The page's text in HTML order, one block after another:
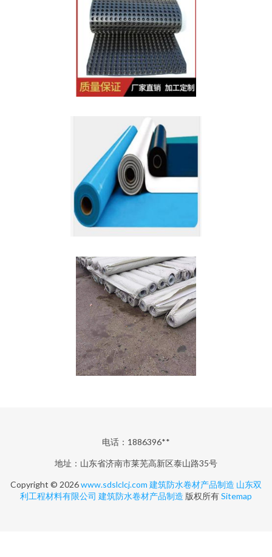
电话：1886396**
地址：山东省济南市莱芜高新区泰山路35号
Copyright © 2026www.sdslclcj.com 建筑防水卷材产品制造 山东双
利工程材料有限公司 建筑防水卷材产品制造 版权所有Sitemap